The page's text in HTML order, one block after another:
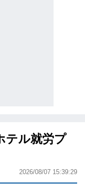
テル就労プ
2026/08/07 15:39:29